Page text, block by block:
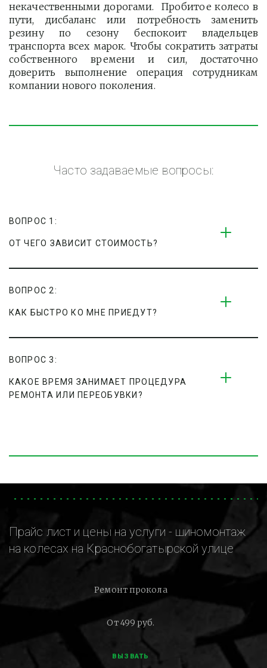
некачественными дорогами. Пробитое колесо в
пути, дисбаланс или потребность заменить
резину по сезону беспокоит владельцев
транспорта всех марок. Чтобы сократить затраты
собственного времени и сил, достаточно
доверить выполнение операция сотрудникам
компании нового поколения.
Часто задаваемые вопросы:
ВОПРОС 1:
ОТ ЧЕГО ЗАВИСИТ СТОИМОСТЬ?
ВОПРОС 2:
КАК БЫСТРО КО МНЕ ПРИЕДУТ?
ВОПРОС 3:
КАКОЕ ВРЕМЯ ЗАНИМАЕТ ПРОЦЕДУРА
РЕМОНТА ИЛИ ПЕРЕОБУВКИ?
Прайс лист и цены на услуги - шиномонтаж
на колесах на Краснобогатырской улице
Ремонт прокола
От 499 руб.
ВЫЗВАТЬ